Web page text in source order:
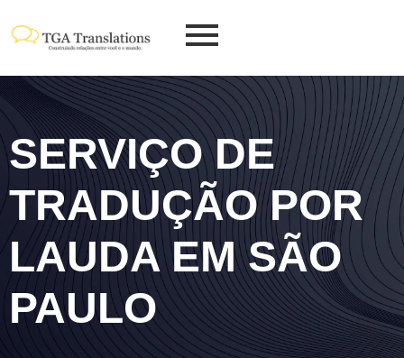
SERVIÇO DE
TRADUÇÃO POR
LAUDA EM SÃO
PAULO